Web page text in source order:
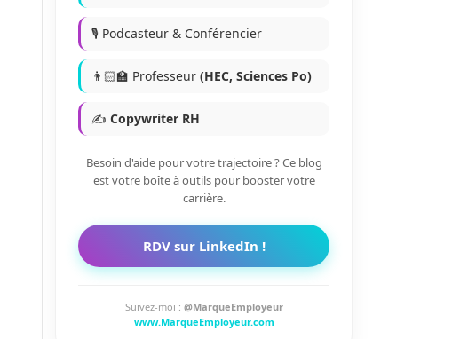
🎙️ Podcasteur & Conférencier
👨🏻‍🏫 Professeur (HEC, Sciences Po)
✍️ Copywriter RH
Besoin d'aide pour votre trajectoire ? Ce blog
est votre boîte à outils pour booster votre
carrière.
RDV sur LinkedIn !
Suivez-moi : @MarqueEmployeur
www.MarqueEmployeur.com